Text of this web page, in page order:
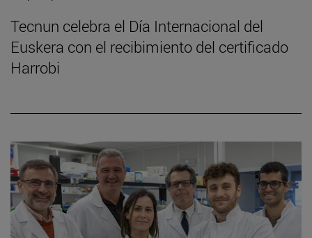
Tecnun celebra el Día Internacional del
Euskera con el recibimiento del certificado
Harrobi